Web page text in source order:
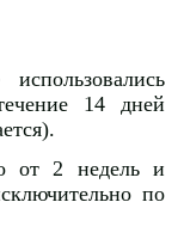
14 дней
от 2 недель и
по